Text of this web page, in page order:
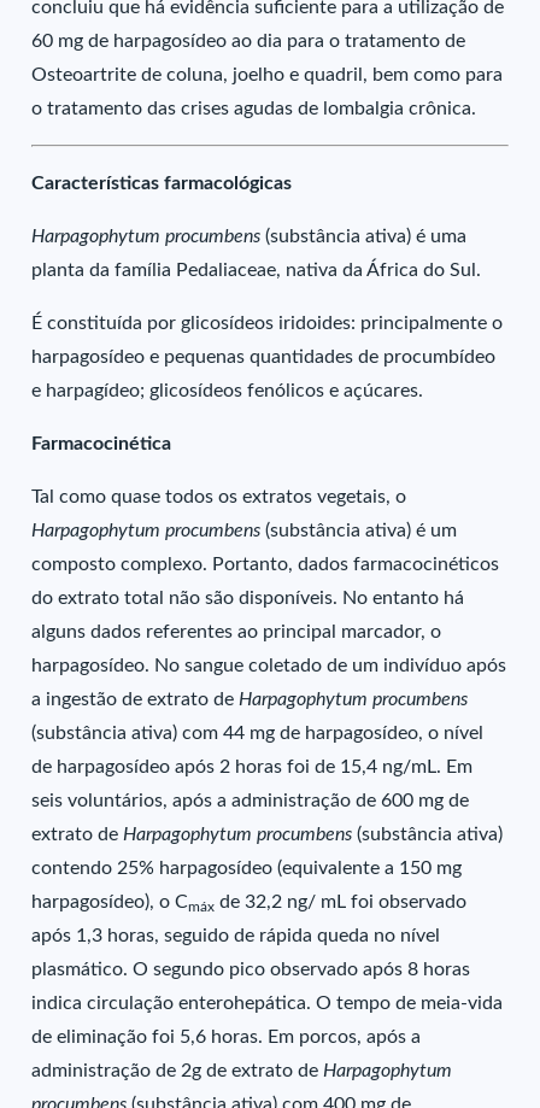
concluiu que há evidência suficiente para a utilização de
60 mg de harpagosídeo ao dia para o tratamento de
Osteoartrite de coluna, joelho e quadril, bem como para
o tratamento das crises agudas de lombalgia crônica.
Características farmacológicas
Harpagophytum procumbens (substância ativa) é uma
planta da família Pedaliaceae, nativa da África do Sul.
É constituída por glicosídeos iridoides: principalmente o
harpagosídeo e pequenas quantidades de procumbídeo
e harpagídeo; glicosídeos fenólicos e açúcares.
Farmacocinética
Tal como quase todos os extratos vegetais, o
Harpagophytum procumbens(substância ativa) é um
composto complexo. Portanto, dados farmacocinéticos
do extrato total não são disponíveis. No entanto há
alguns dados referentes ao principal marcador, o
harpagosídeo. No sangue coletado de um indivíduo após
a ingestão de extrato de Harpagophytum procumbens
(substância ativa) com 44 mg de harpagosídeo, o nível
de harpagosídeo após 2 horas foi de 15,4 ng/mL. Em
seis voluntários, após a administração de 600 mg de
extrato de Harpagophytum procumbens (substância ativa)
contendo 25% harpagosídeo (equivalente a 150 mg
harpagosídeo), o Cmáx de 32,2 ng/ mL foi observado
após 1,3 horas, seguido de rápida queda no nível
plasmático. O segundo pico observado após 8 horas
indica circulação enterohepática. O tempo de meia-vida
de eliminação foi 5,6 horas. Em porcos, após a
administração de 2g de extrato de Harpagophytum